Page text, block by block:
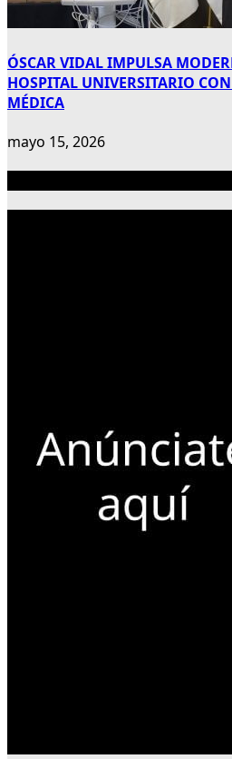
ÓSCAR VIDAL IMPULSA
HOSPITAL UNIVERSITARIO
MÉDICA
mayo 15, 2026